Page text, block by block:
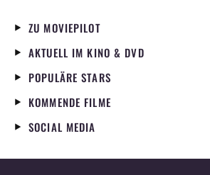
ZU MOVIEPILOT
AKTUELL IM KINO & DVD
POPULÄRE STARS
KOMMENDE FILME
SOCIAL MEDIA